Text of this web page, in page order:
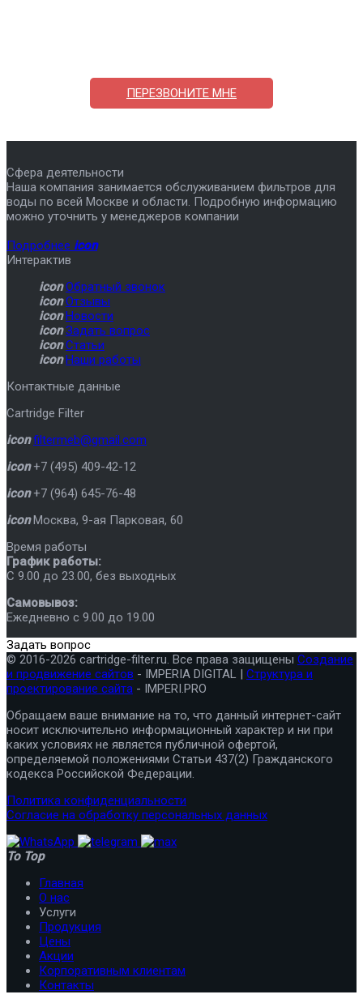
ПЕРЕЗВОНИТЕ МНЕ
Сфера деятельности
Наша компания занимается обслуживанием фильтров для
воды по всей Москве и области. Подробную информацию
можно уточнить у менеджеров компании
Подробнее icon
Интерактив
icon Обратный звонок
icon Отзывы
icon Новости
icon Задать вопрос
icon Статьи
icon Наши работы
Контактные данные
Cartridge Filter
icon filtermeb@gmail.com
icon +7 (495) 409-42-12
icon +7 (964) 645-76-48
icon Москва, 9-ая Парковая, 60
Время работы
График работы:
C 9.00 до 23.00, без выходных
Самовывоз:
Ежедневно с 9.00 до 19.00
Задать вопрос
© 2016-2026 cartridge-filter.ru. Все права защищены Создание
и продвижение сайтов - IMPERIA DIGITAL | Структура и
проектирование сайта - IMPERI.PRO
Обращаем ваше внимание на то, что данный интернет-сайт
носит исключительно информационный характер и ни при
каких условиях не является публичной офертой,
определяемой положениями Статьи 437(2) Гражданского
кодекса Российской Федерации.
Политика конфиденциальности
Согласие на обработку персональных данных
To Top
Главная
О нас
Услуги
Продукция
Цены
Акции
Корпоративным клиентам
Контакты